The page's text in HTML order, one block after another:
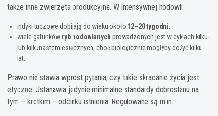
także inne zwierzęta produkcyjne. W intensywnej hodowli:
indyki tuczowe dobijają do wieku około 12–20 tygodni,
wiele gatunków ryb hodowlanych prowadzonych jest w cyklach kilku-
lub kilkunastomiesięcznych, choć biologicznie mogłyby dożyć kilku
lat.
Prawo nie stawia wprost pytania, czy takie skracanie życia jest
etyczne. Ustanawia jedynie minimalne standardy dobrostanu na
tym – krótkim – odcinku istnienia. Regulowane są m.in.: